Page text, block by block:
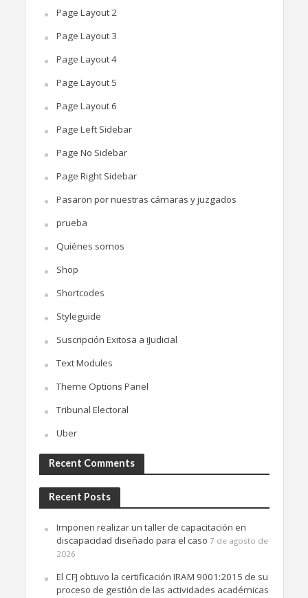
Page Layout 2
Page Layout 3
Page Layout 4
Page Layout 5
Page Layout 6
Page Left Sidebar
Page No Sidebar
Page Right Sidebar
Pasaron por nuestras cámaras y juzgados
prueba
Quiénes somos
Shop
Shortcodes
Styleguide
Suscripción Exitosa a iJudicial
Text Modules
Theme Options Panel
Tribunal Electoral
Uber
Recent Comments
Recent Posts
Imponen realizar un taller de capacitación en
discapacidad diseñado para el caso 7 de agosto de
2026
El CFJ obtuvo la certificación IRAM 9001:2015 de su
proceso de gestión de las actividades académicas